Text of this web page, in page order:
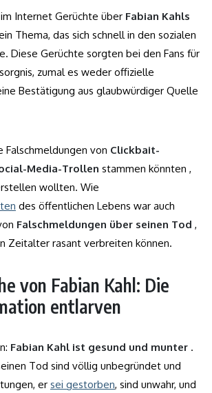
Internet Gerüchte über Fabian Kahls
Thema, das sich schnell in den sozialen
Diese Gerüchte sorgten bei den Fans für
zumal es weder offizielle
Bestätigung aus glaubwürdiger Quelle
Falschmeldungen von Clickbait-
Media-Trollen stammen könnten ,
wollten. Wie
des öffentlichen Lebens war auch
Falschmeldungen über seinen Tod ,
Zeitalter rasant verbreiten können.
von Fabian Kahl: Die
entlarven
Fabian Kahl ist gesund und munter .
Tod sind völlig unbegründet und
er sei gestorben, sind unwahr, und